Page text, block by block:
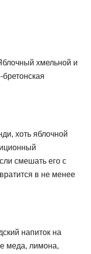
хмельной и
хоть яблочной
смешать его с
в не менее
напиток на
меда, лимона,